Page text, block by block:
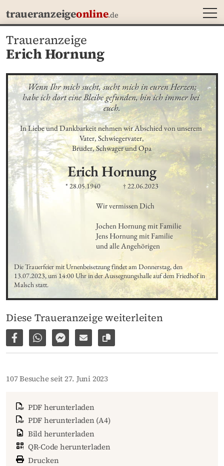
traueranzeigeonline.de
Traueranzeige
Erich Hornung
Wenn Ihr mich sucht, sucht mich in euren Herzen;
habe ich dort eine Bleibe gefunden, bin ich immer bei
euch.
In Liebe und Dankbarkeit nehmen wir Abschied von unserem
Vater, Schwiegervater,
Bruder, Schwager und Opa
ErichHornung
* 28.05.1940 † 22.06.2023
Wir vermissen Dich
Jochen Hornung mit Familie
Jens Hornung mit Familie
und alle Angehörigen
Die Trauerfeier mit Urnenbeisetzung findet am Donnerstag, den
13.07.2023, um 14:00 Uhr in der Aussegnungshalle auf dem Friedhof in
Malsch statt.
Diese Traueranzeige weiterleiten
Auf Facebook teilen
Per WhatsApp weiterleiten
Per Facebook Messenger weiterleiten
Per E-Mail versenden
Link zur Seite kopieren
107 Besuche seit 27. Juni 2023
PDF herunterladen
PDF herunterladen (A4)
Bild herunterladen
QR-Code herunterladen
Drucken